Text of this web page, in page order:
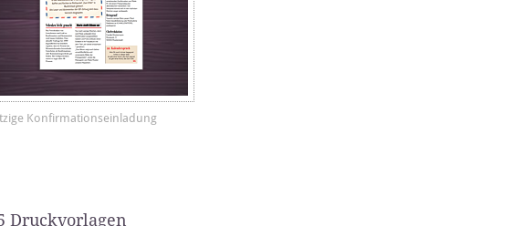
Konfirmationseinladung
Druckvorlagen